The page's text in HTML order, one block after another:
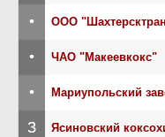
• ООО
• ЧАО "Макеевкокс"
• Мариупольский
З Ясиновский